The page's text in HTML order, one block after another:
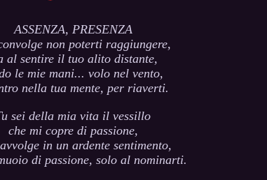
ASSENZA, PRESENZA
non poterti raggiungere,
al sentire il tuo alito distante,
le mie mani... volo nel vento,
nella tua mente, per riaverti.
sei della mia vita il vessillo
che mi copre di passione,
in un ardente sentimento,
di passione, solo al nominarti.